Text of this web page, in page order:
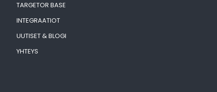
TARGETOR BASE
INTEGRAATIOT
UUTISET & BLOGI
YHTEYS